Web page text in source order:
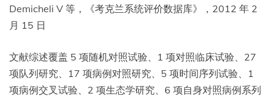
Demicheli V 等，《考克兰系统评价数据库》，2012 年 2
月 15 日
文献综述覆盖 5 项随机对照试验、1 项对照临床试验、27
项队列研究、17 项病例对照研究、5 项时间序列试验、1
项病例交叉试验、2 项生态学研究、6 项自身对照病例系列